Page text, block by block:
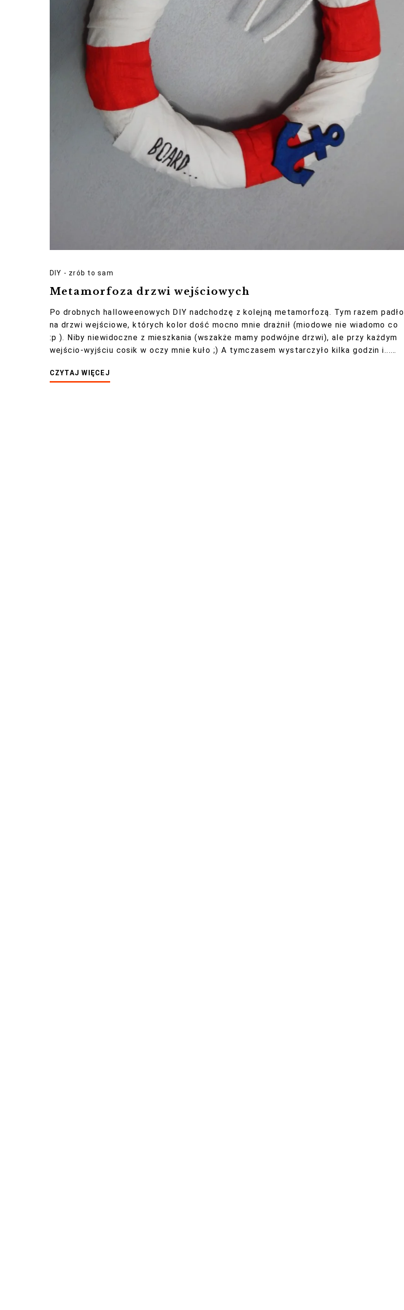
DIY - zrób to sam
Metamorfoza drzwi wejściowych
Po drobnych halloweenowych DIY nadchodzę z kolejną metamorfozą. Tym razem padło
na drzwi wejściowe, których kolor dość mocno mnie drażnił (miodowe nie wiadomo co
:p ). Niby niewidoczne z mieszkania (wszakże mamy podwójne drzwi), ale przy każdym
wejścio-wyjściu cosik w oczy mnie kuło ;) A tymczasem wystarczyło kilka godzin i...…
CZYTAJ WIĘCEJ
przejścia na
odrzucisz te
pliki cookie,
znikną ze
internetowej.
Marketing